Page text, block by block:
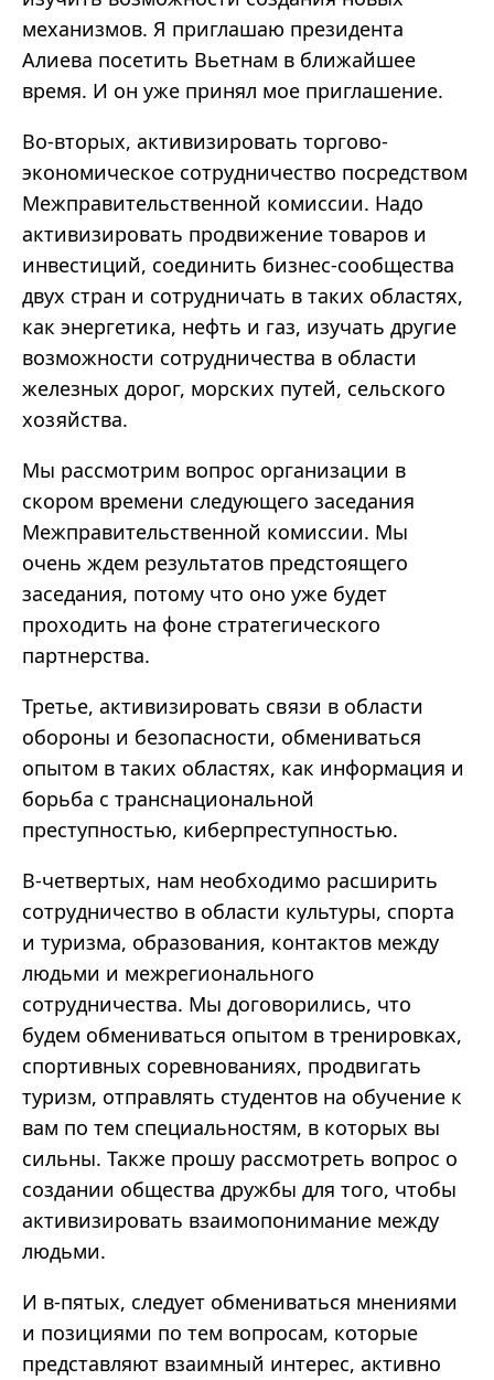
механизмов. Я приглашаю президента
Алиева посетить Вьетнам в ближайшее
время. И он уже принял мое приглашение.
Во-вторых, активизировать торгово-
экономическое сотрудничество посредством
Межправительственной комиссии. Надо
активизировать продвижение товаров и
инвестиций, соединить бизнес-сообщества
двух стран и сотрудничать в таких областях,
как энергетика, нефть и газ, изучать другие
возможности сотрудничества в области
железных дорог, морских путей, сельского
хозяйства.
Мы рассмотрим вопрос организации в
скором времени следующего заседания
Межправительственной комиссии. Мы
очень ждем результатов предстоящего
заседания, потому что оно уже будет
проходить на фоне стратегического
партнерства.
Третье, активизировать связи в области
обороны и безопасности, обмениваться
опытом в таких областях, как информация и
борьба с транснациональной
преступностью, киберпреступностью.
В-четвертых, нам необходимо расширить
сотрудничество в области культуры, спорта
и туризма, образования, контактов между
людьми и межрегионального
сотрудничества. Мы договорились, что
будем обмениваться опытом в тренировках,
спортивных соревнованиях, продвигать
туризм, отправлять студентов на обучение к
вам по тем специальностям, в которых вы
сильны. Также прошу рассмотреть вопрос о
создании общества дружбы для того, чтобы
активизировать взаимопонимание между
людьми.
И в-пятых, следует обмениваться мнениями
и позициями по тем вопросам, которые
представляют взаимный интерес, активно